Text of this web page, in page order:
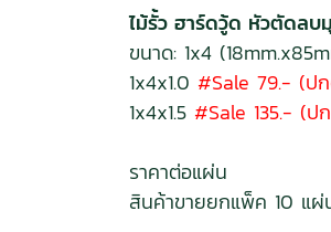
ไม้รั้ว ฮาร์ดวู้ด หัวตัดลบ
ขนาด: 1x4
1x4x1.0 #Sale 79.- (ป
1x4x1.5 #Sale 135.- (ป
ราคาต่อแผ่น
สินค้าขายยกแพ็ค 10 แ